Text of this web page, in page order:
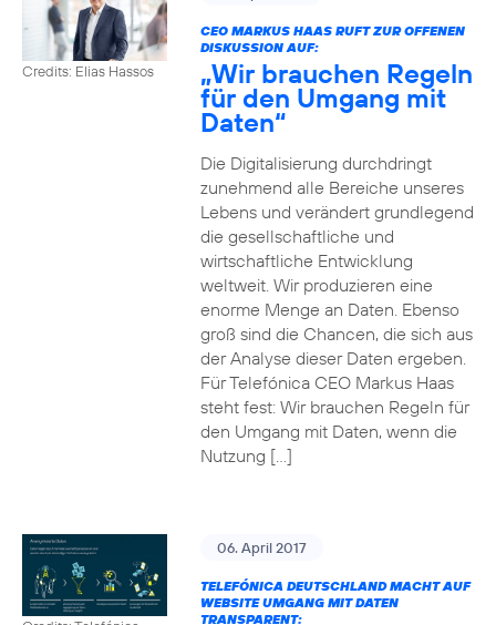
Credits: Elias Hassos
CEO MARKUS HAAS RUFT ZUR OFFENEN
DISKUSSION AUF:
„Wir brauchen Regeln
für den Umgang mit
Daten“
Die Digitalisierung durchdringt
zunehmend alle Bereiche unseres
Lebens und verändert grundlegend
die gesellschaftliche und
wirtschaftliche Entwicklung
weltweit. Wir produzieren eine
enorme Menge an Daten. Ebenso
groß sind die Chancen, die sich aus
der Analyse dieser Daten ergeben.
Für Telefónica CEO Markus Haas
steht fest: Wir brauchen Regeln für
den Umgang mit Daten, wenn die
Nutzung […]
06. April 2017
TELEFÓNICA DEUTSCHLAND MACHT AUF
WEBSITE UMGANG MIT DATEN
TRANSPARENT: